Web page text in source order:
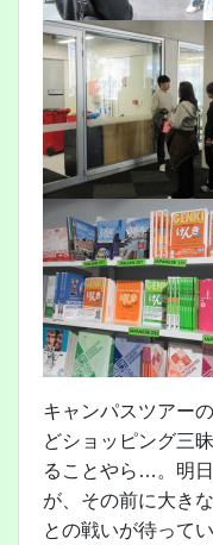
キャンパスツアー
どショッピング三
ることやら…。明
が、その前に大き
との戦いが待って